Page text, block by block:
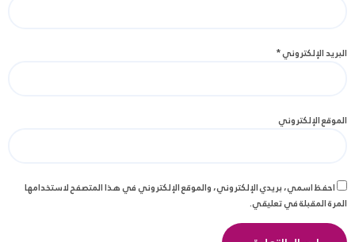
البريد الإلكتروني*
الموقع الإلكتروني
احفظ اسمي، بريدي الإلكتروني، والموقع الإلكتروني في هذا المتصفح لاستخدامها
المرة المقبلة في تعليقي.